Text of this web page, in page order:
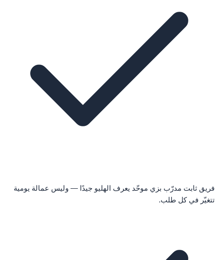
فريق ثابت مدرّب بزي موحّد يعرف الهليو جيدًا — وليس عمالة يومية
تتغيّر في كل طلب.